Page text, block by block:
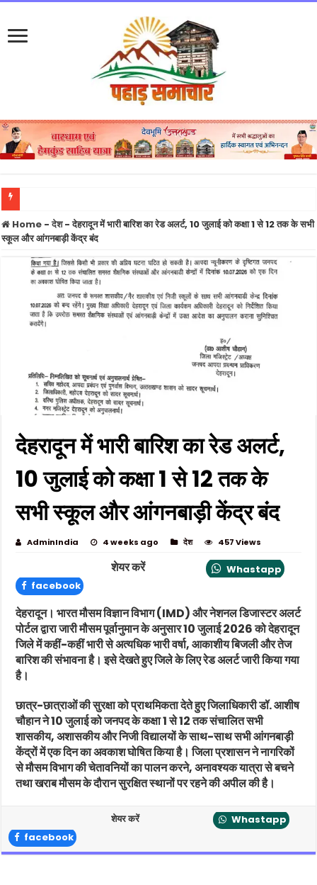
BREAKING: धामी कैबिनेट के 15 बड़े फैसलों पर लगी मुहर, हाईकोर्ट 30 हेक्टेयर भूमि उपलब्ध
Home - देश- देहरादून में भारी बारिश का रेड अलर्ट, 10 जुलाई को कक्षा 1 से 12 तक के सभी
स्कूल और आंगनबाड़ी केंद्र बंद
देहरादून में भारी बारिश का रेड अलर्ट,
10 जुलाई को कक्षा 1 से 12 तक के
सभी स्कूल और आंगनबाड़ी केंद्र बंद
AdminIndia 4 weeks ago देश 457 Views
शेयर करें
Whastapp
facebook
देहरादून। भारत मौसम विज्ञान विभाग (IMD) और नेशनल डिजास्टर अलर्ट
पोर्टल द्वारा जारी मौसम पूर्वानुमान के अनुसार 10 जुलाई 2026 को देहरादून
जिले में कहीं-कहीं भारी से अत्यधिक भारी वर्षा, आकाशीय बिजली और तेज
बारिश की संभावना है। इसे देखते हुए जिले के लिए रेड अलर्ट जारी किया गया
है।
छात्र-छात्राओं की सुरक्षा को प्राथमिकता देते हुए जिलाधिकारी डॉ. आशीष
चौहान ने 10 जुलाई को जनपद के कक्षा 1 से 12 तक संचालित सभी
शासकीय, अशासकीय और निजी विद्यालयों के साथ-साथ सभी आंगनबाड़ी
केंद्रों में एक दिन का अवकाश घोषित किया है। जिला प्रशासन ने नागरिकों
से मौसम विभाग की चेतावनियों का पालन करने, अनावश्यक यात्रा से बचने
तथा खराब मौसम के दौरान सुरक्षित स्थानों पर रहने की अपील की है।
शेयर करें
Whastapp
facebook